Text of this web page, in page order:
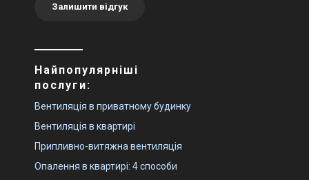
Залишити відгук
Найпопулярніші
послуги:
Вентиляція в приватному будинку
Вентиляція в квартирі
Припливно-витяжна вентиляція
Опалення в квартирі: 4 способи